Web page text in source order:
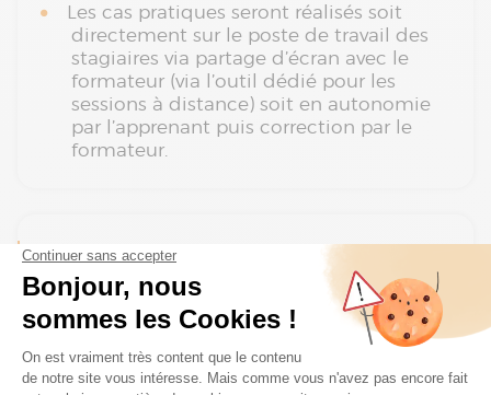
Les cas pratiques seront réalisés soit
directement sur le poste de travail des
stagiaires via partage d’écran avec le
formateur (via l’outil dédié pour les
sessions à distance) soit en autonomie
par l’apprenant puis correction par le
formateur.
Suivi de l’exécution du programme
Attestation de présence
Attestation de fin de formation et
d’assiduité